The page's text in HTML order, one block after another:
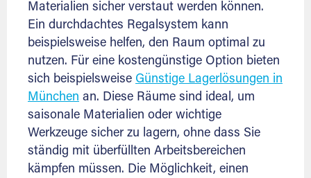
Materialien sicher verstaut werden können.
Ein durchdachtes Regalsystem kann
beispielsweise helfen, den Raum optimal zu
nutzen. Für eine kostengünstige Option bieten
sich beispielsweise Günstige Lagerlösungen in
München an. Diese Räume sind ideal, um
saisonale Materialien oder wichtige
Werkzeuge sicher zu lagern, ohne dass Sie
ständig mit überfüllten Arbeitsbereichen
kämpfen müssen. Die Möglichkeit, einen